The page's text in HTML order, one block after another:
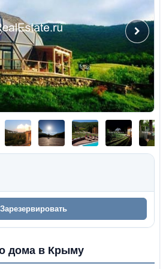
Зарезервировать
дома в Крыму